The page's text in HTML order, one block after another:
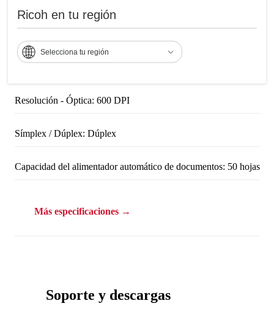
Ricoh en tu región
Selecciona tu región
Especificaciones
Resolución - Óptica: 600 DPI
Símplex / Dúplex: Dúplex
Capacidad del alimentador automático de documentos: 50 hojas
Más especificaciones →
Soporte y descargas